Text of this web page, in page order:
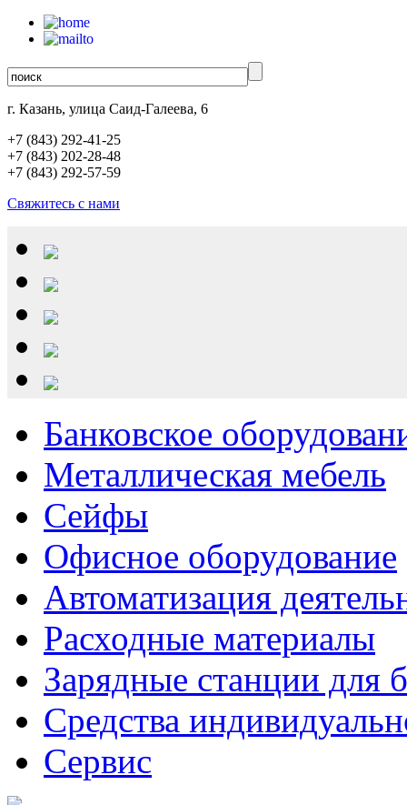
г. Казань, улица Саид-Галеева, 6
+7 (843) 292-41-25
+7 (843) 202-28-48
+7 (843) 292-57-59
Свяжитесь с нами
Банковское
Металлическая мебель
Сейфы
Офисное оборудование
Автоматизация
Расходные материалы
Зарядные станции для
Средства
Сервис